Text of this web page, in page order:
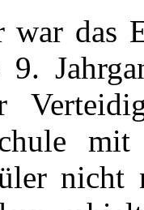
war das